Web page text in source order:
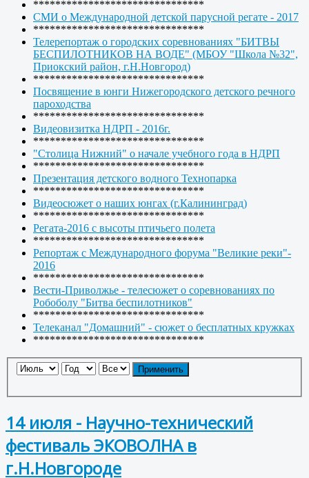
*******************************
СМИ о Международной детской парусной регате - 2017
*******************************
Телерепортаж о городских соревнованиях "БИТВЫ
БЕСПИЛОТНИКОВ НА ВОДЕ" (МБОУ "Школа №32",
Приокский район, г.Н.Новгород)
*******************************
Посвящение в юнги Нижегородского детского речного
пароходства
*******************************
Видеовизитка НДРП - 2016г.
*******************************
"Столица Нижний" о начале учебного года в НДРП
*******************************
Презентация детского водного Технопарка
*******************************
Видеосюжет о наших юнгах (г.Калининград)
*******************************
Регата-2016 с высоты птичьего полета
*******************************
Репортаж с Международного форума "Великие реки"-
2016
*******************************
Вести-Приволжье - телесюжет о соревнованиях по
Робоболу "Битва беспилотников"
*******************************
Телеканал "Домашний" - сюжет о бесплатных кружках
*******************************
Применить
14 июля - Научно-технический
фестиваль ЭКОВОЛНА в
г.Н.Новгороде